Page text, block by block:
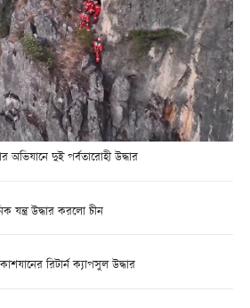
অভিযানে দুই পর্বতারোহী উদ্ধার
যন্ত্র উদ্ধার করলো চীন
রিটার্ন ক্যাপসুল উদ্ধার